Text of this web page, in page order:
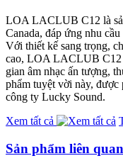
LOA LACLUB C12 là
Canada, đáp ứng nhu
Với thiết kế sang trọng,
cao, LOA LACLUB C12
gian âm nhạc ấn tượng,
phẩm tuyệt vời này,
công ty Lucky Sound.
Xem tất cả
Sản phẩm liên quan